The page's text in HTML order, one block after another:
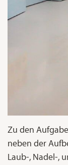
Zu den
neben der
Laub-, Nadel-,